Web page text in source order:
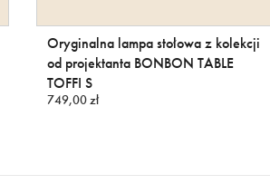
Oryginalna lampa stołowa z kolekcji
od projektanta BONBON TABLE
TOFFI S
749,00 zł